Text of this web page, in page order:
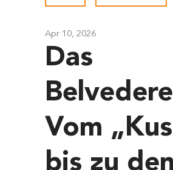
Apr 10, 2026
Das
Vom
bis zu den